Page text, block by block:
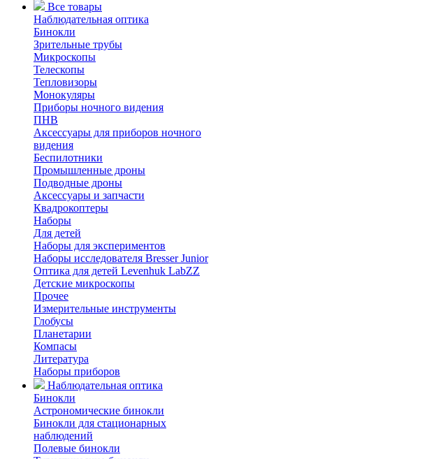
Все товары
Наблюдательная оптика
Бинокли
Зрительные трубы
Микроскопы
Телескопы
Тепловизоры
Монокуляры
Приборы ночного видения
ПНВ
Аксессуары для приборов ночного
видения
Беспилотники
Промышленные дроны
Подводные дроны
Аксессуары и запчасти
Квадрокоптеры
Наборы
Для детей
Наборы для экспериментов
Наборы исследователя Bresser Junior
Оптика для детей Levenhuk LabZZ
Детские микроскопы
Прочее
Измерительные инструменты
Глобусы
Планетарии
Компасы
Литература
Наборы приборов
Наблюдательная оптика
Бинокли
Астрономические бинокли
Бинокли для стационарных
наблюдений
Полевые бинокли